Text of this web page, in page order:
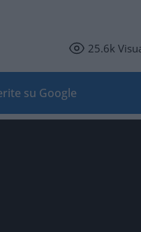
25.6k
su Google